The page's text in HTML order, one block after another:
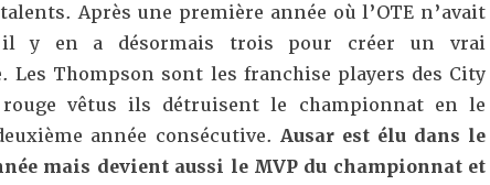
Après une première année où l’OTE n’avait
il y en a désormais trois pour créer un vrai
Les Thompson sont les franchise players des City
vêtus ils détruisent le championnat en le
année consécutive. Ausar est élu dans le
mais devient aussi le MVP du championnat et